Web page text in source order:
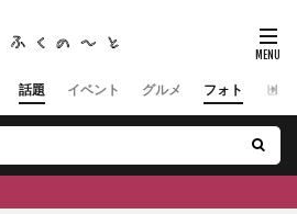
話題 イベント グルメ フォト ヒト
福野 福光
神社